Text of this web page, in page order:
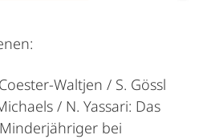
Waltjen / S. Gössl
/ N. Yassari: Das
bei